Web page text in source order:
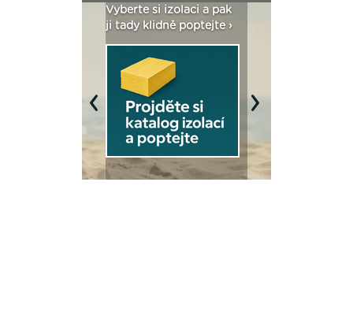
Vyberte si izolaci a pak
ji tady klidně poptejte ›
Previous Next